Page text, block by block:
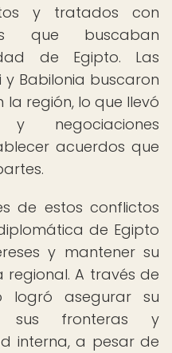
y tratados con
que buscaban
de Egipto. Las
Babilonia buscaron
la región, lo que llevó
negociaciones
acuerdos que
de estos conflictos
de Egipto
y mantener su
A través de
logró asegurar su
sus fronteras y
interna, a pesar de